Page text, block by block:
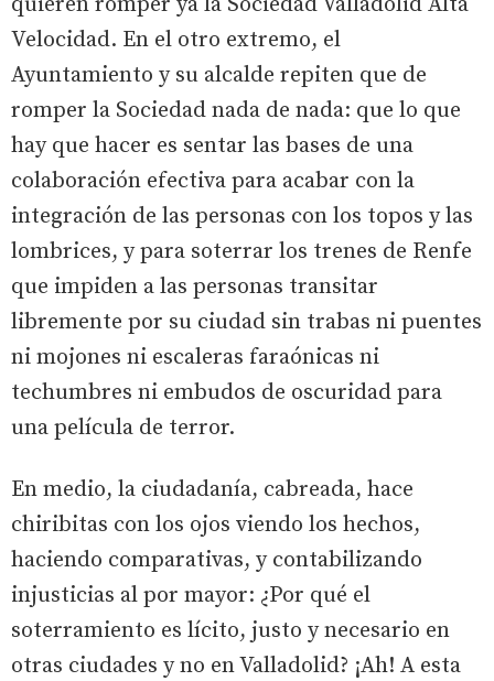
Velocidad. En el otro extremo, el
Ayuntamiento y su alcalde repiten que de
romper la Sociedad nada de nada: que lo que
hay que hacer es sentar las bases de una
colaboración efectiva para acabar con la
integración de las personas con los topos y las
lombrices, y para soterrar los trenes de Renfe
que impiden a las personas transitar
libremente por su ciudad sin trabas ni puentes
ni mojones ni escaleras faraónicas ni
techumbres ni embudos de oscuridad para
una película de terror.
En medio, la ciudadanía, cabreada, hace
chiribitas con los ojos viendo los hechos,
haciendo comparativas, y contabilizando
injusticias al por mayor: ¿Por qué el
soterramiento es lícito, justo y necesario en
otras ciudades y no en Valladolid? ¡Ah! A esta